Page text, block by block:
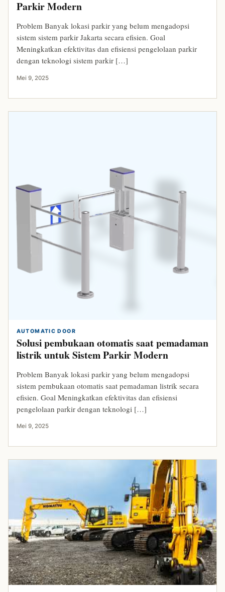
Parkir Modern
Problem Banyak lokasi parkir yang belum mengadopsi
sistem sistem parkir Jakarta secara efisien. Goal
Meningkatkan efektivitas dan efisiensi pengelolaan parkir
dengan teknologi sistem parkir […]
Mei 9, 2025
AUTOMATIC DOOR
Solusi pembukaan otomatis saat pemadaman
listrik untuk Sistem Parkir Modern
Problem Banyak lokasi parkir yang belum mengadopsi
sistem pembukaan otomatis saat pemadaman listrik secara
efisien. Goal Meningkatkan efektivitas dan efisiensi
pengelolaan parkir dengan teknologi […]
Mei 9, 2025